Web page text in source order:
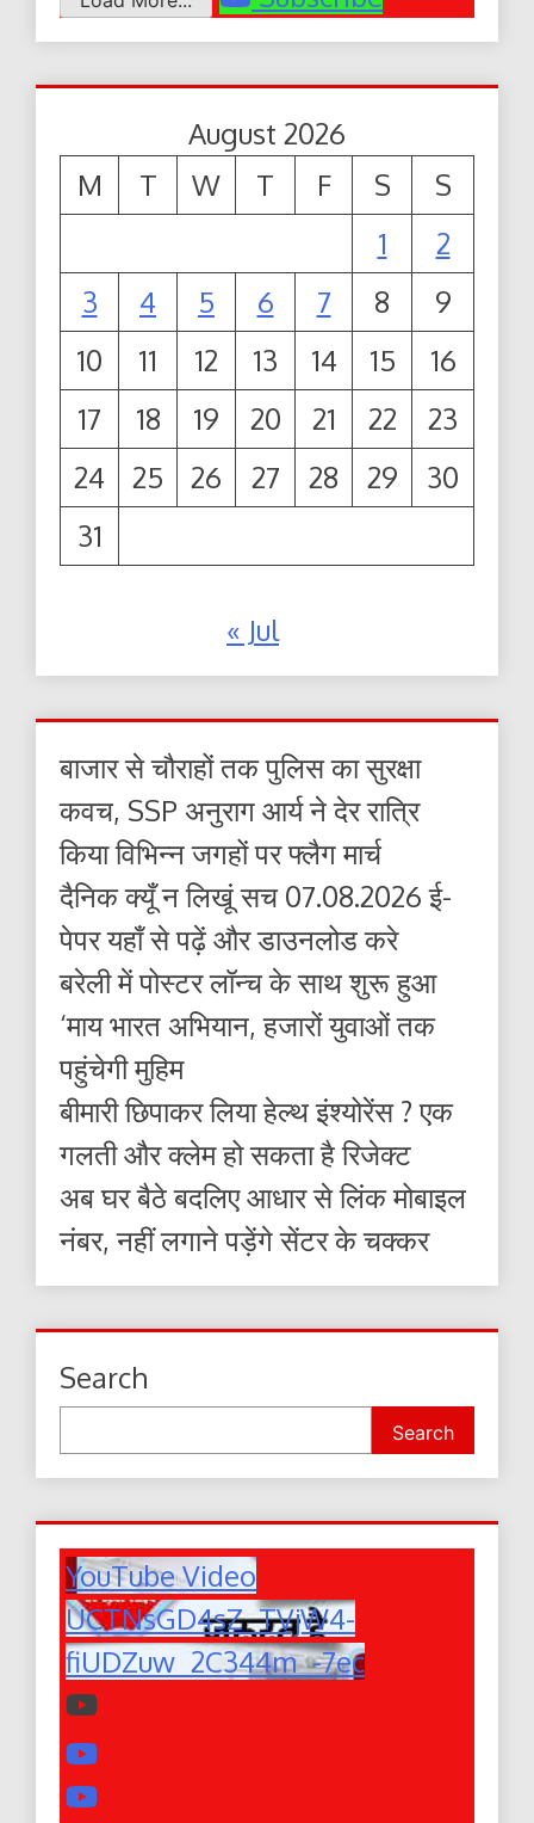
August 2026
M
T W T F S
S
1
2
3
4 5 6 7 8
9
10
11 12 13 14 15
16
17
18 19 20 21 22
23
24
25 26 27 28 29
30
31
« Jul
बाजार से चौराहों तक पुलिस का सुरक्षा
कवच, SSP अनुराग आर्य ने देर रात्रि
किया विभिन्न जगहों पर फ्लैग मार्च
दैनिक क्यूँ न लिखूं सच 07.08.2026 ई-
पेपर यहाँ से पढ़ें और डाउनलोड करे
बरेली में पोस्टर लॉन्च के साथ शुरू हुआ
‘माय भारत अभियान, हजारों युवाओं तक
पहुंचेगी मुहिम
बीमारी छिपाकर लिया हेल्थ इंश्योरेंस ? एक
गलती और क्लेम हो सकता है रिजेक्ट
अब घर बैठे बदलिए आधार से लिंक मोबाइल
नंबर, नहीं लगाने पड़ेंगे सेंटर के चक्कर
Search
Search
YouTube Video
UCTNsGD4sZ_TVjW4-
fiUDZuw_2C344m_-7ec